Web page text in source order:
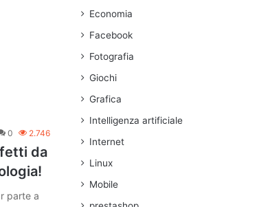
0 2.746
da
parte a
Economia
Facebook
Fotografia
Giochi
Grafica
Intelligenza artificiale
Internet
Linux
Mobile